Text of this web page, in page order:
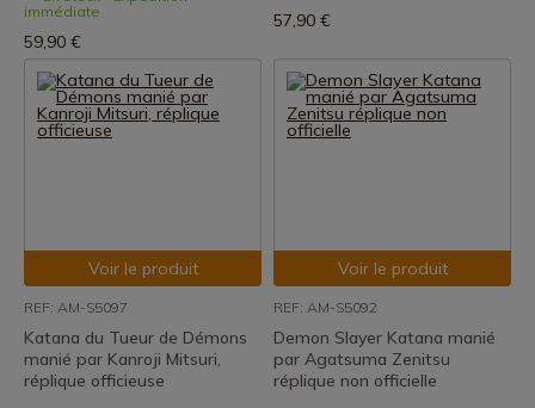
immédiate
59,90 €
57,90 €
Voir le produit
REF: AM-S5097
Katana du Tueur de Démons
manié par Kanroji Mitsuri,
réplique officieuse
Voir le produit
REF: AM-S5092
Demon Slayer Katana manié
par Agatsuma Zenitsu
réplique non officielle